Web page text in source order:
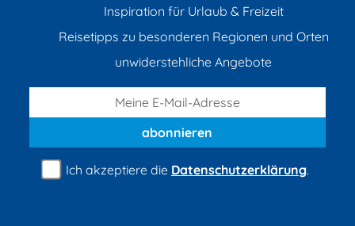
Inspiration für Urlaub & Freizeit
Reisetipps zu besonderen Regionen und Orten
unwiderstehliche Angebote
abonnieren
Ich akzeptiere die Datenschutzerklärung.